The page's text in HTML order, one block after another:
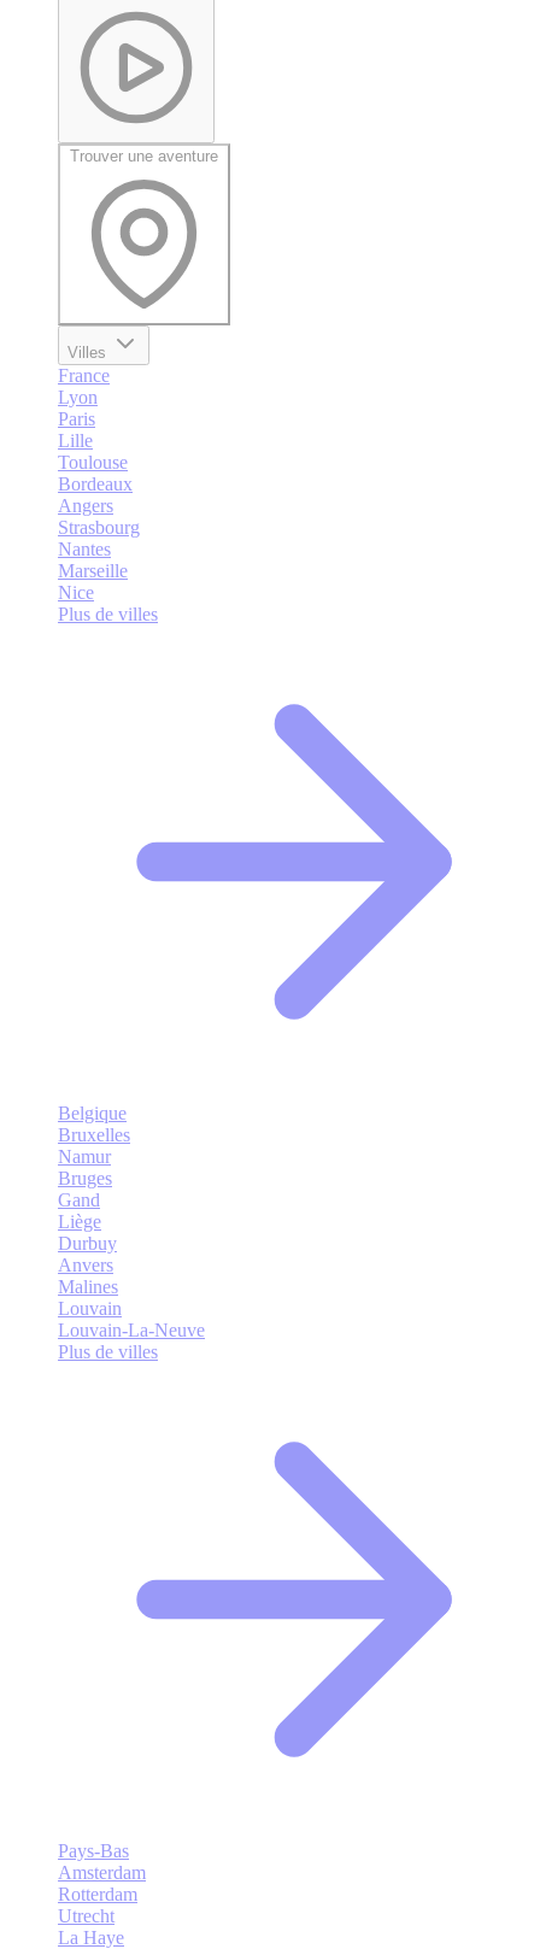
Trouver une aventure
Villes
France
Lyon
Paris
Lille
Toulouse
Bordeaux
Angers
Strasbourg
Nantes
Marseille
Nice
Plus de villes
Belgique
Bruxelles
Namur
Bruges
Gand
Liège
Durbuy
Anvers
Malines
Louvain
Louvain-La-Neuve
Plus de villes
Pays-Bas
Amsterdam
Rotterdam
Utrecht
La Haye